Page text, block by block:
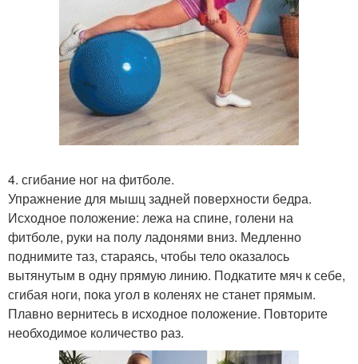
4. сгибание ног на фитболе.
Упражнение для мышц задней поверхности бедра.
Исходное положение: лежа на спине, голени на
фитболе, руки на полу ладонями вниз. Медленно
поднимите таз, стараясь, чтобы тело оказалось
вытянутым в одну прямую линию. Подкатите мяч к себе,
сгибая ноги, пока угол в коленях не станет прямым.
Плавно вернитесь в исходное положение. Повторите
необходимое количество раз.